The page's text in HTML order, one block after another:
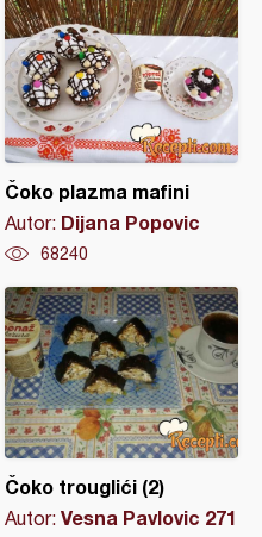
Čoko plazma mafini
Autor: Dijana Popovic
68240
Čoko trouglići (2)
Autor: Vesna Pavlovic 271